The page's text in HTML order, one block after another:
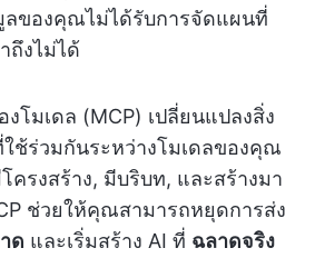
ลของคุณไม่ได้รับการจัดแผนที่
ถึงไม่ได้
โมเดล (MCP) เปลี่ยนแปลงสิ่ง
ช้ร่วมกันระหว่างโมเดลของคุณ
รงสร้าง, มีบริบท, และสร้างมา
ช่วยให้คุณสามารถหยุดการส่ง
ด และเริ่มสร้าง AI ที่ ฉลาดจริง